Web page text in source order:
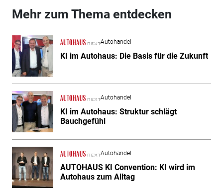
Mehr zum Thema entdecken
Autohandel
KI im Autohaus: Die Basis für die Zukunft
Autohandel
KI im Autohaus: Struktur schlägt
Bauchgefühl
Autohandel
AUTOHAUS KI Convention: KI wird im
Autohaus zum Alltag